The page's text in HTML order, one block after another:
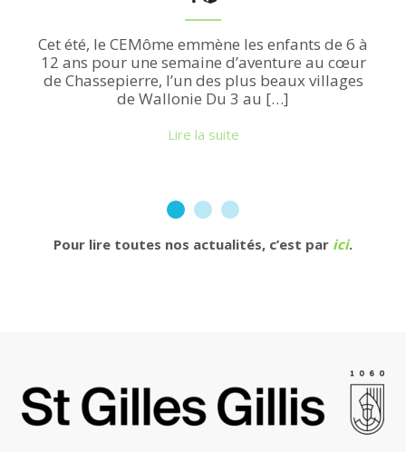
Cet été, le CEMôme emmène les enfants de 6 à
12 ans pour une semaine d’aventure au cœur
de Chassepierre, l’un des plus beaux villages
de Wallonie Du 3 au […]
Lire la suite
Pour lire toutes nos actualités, c’est par ici.